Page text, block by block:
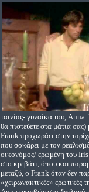
ταινίας- γυναίκα του,
θα πιστεύετε στα μάτια
Frank προχωράει στην
που σοκάρει με τον
οικονόμος/ ερωμένη του
στο κρεβάτι, όπου και
μεταξύ, ο Frank όταν δεν
«χειρωνακτικές» ερωτικές